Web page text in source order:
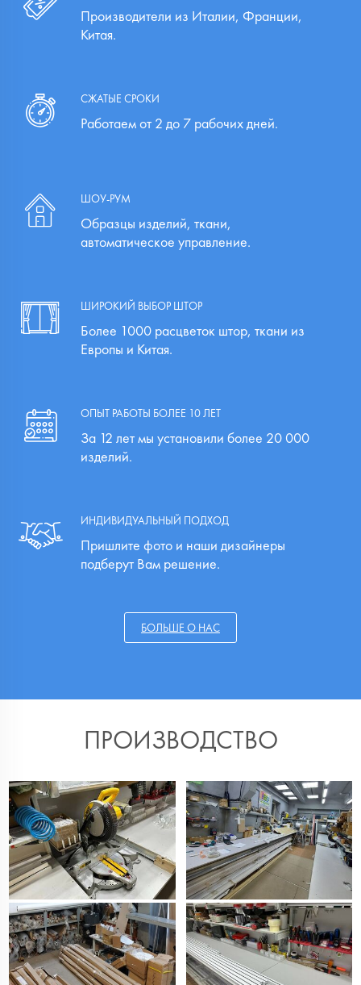
Производители из Италии, Франции,
Китая.
СЖАТЫЕ СРОКИ
Работаем от 2 до 7 рабочих дней.
ШОУ-РУМ
Образцы изделий, ткани,
автоматическое управление.
ШИРОКИЙ ВЫБОР ШТОР
Более 1000 расцветок штор, ткани из
Европы и Китая.
ОПЫТ РАБОТЫ БОЛЕЕ 10 ЛЕТ
За 12 лет мы установили более 20 000
изделий.
ИНДИВИДУАЛЬНЫЙ ПОДХОД
Пришлите фото и наши дизайнеры
подберут Вам решение.
БОЛЬШЕ О НАС
ПРОИЗВОДСТВО